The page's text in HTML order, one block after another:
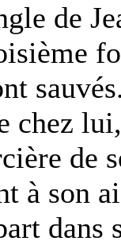
de
chez
de
à son
dans